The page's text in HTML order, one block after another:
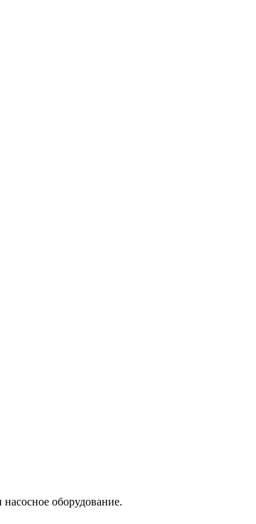
оборудование.